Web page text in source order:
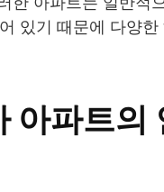
있기 때문에 다양한
아파트의